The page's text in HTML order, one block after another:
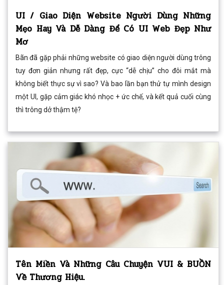
UI / Giao Diện Website Người Dùng Những
Mẹo Hay Và Dễ Dàng Để Có UI Web Đẹp Như
Mơ
Bãn đã gặp phải những website có giao diện người dùng trông
tuy đơn giản nhưng rất đẹp, cực “dễ chịu” cho đôi mắt mà
không biết thực sự vì sao? Và bao lần bạn thử tự mình design
một UI, gặp cảm giác khó nhọc + ức chế, và kết quả cuối cùng
thì trông dở thậm tệ?
Tên Miền Và Những Câu Chuyện VUI & BUỒN
Về Thương Hiệu.